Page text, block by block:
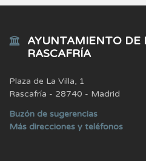
AYUNTAMIENTO DE
RASCAFRÍA
Plaza de La Villa, 1
Rascafría - 28740 - Madrid
Buzón de sugerencias
Más direcciones y teléfonos